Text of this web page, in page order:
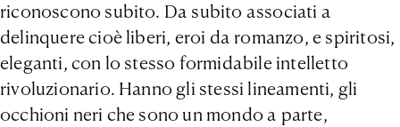
riconoscono subito. Da subito associati a
delinquere cioè liberi, eroi da romanzo, e spiritosi,
eleganti, con lo stesso formidabile intelletto
rivoluzionario. Hanno gli stessi lineamenti, gli
occhioni neri che sono un mondo a parte,